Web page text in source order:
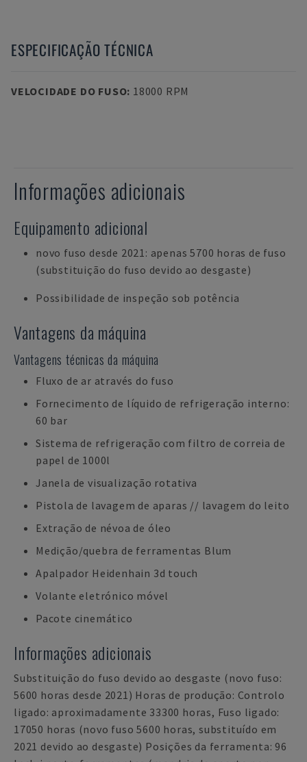
ESPECIFICAÇÃO TÉCNICA
VELOCIDADE DO FUSO: 18000 RPM
Informações adicionais
Equipamento adicional
novo fuso desde 2021: apenas 5700 horas de fuso
(substituição do fuso devido ao desgaste)
Possibilidade de inspeção sob potência
Vantagens da máquina
Vantagens técnicas da máquina
Fluxo de ar através do fuso
Fornecimento de líquido de refrigeração interno:
60 bar
Sistema de refrigeração com filtro de correia de
papel de 1000l
Janela de visualização rotativa
Pistola de lavagem de aparas // lavagem do leito
Extração de névoa de óleo
Medição/quebra de ferramentas Blum
Apalpador Heidenhain 3d touch
Volante eletrónico móvel
Pacote cinemático
Informações adicionais
Substituição do fuso devido ao desgaste (novo fuso:
5600 horas desde 2021) Horas de produção: Controlo
ligado: aproximadamente 33300 horas, Fuso ligado:
17050 horas (novo fuso 5600 horas, substituído em
2021 devido ao desgaste) Posições da ferramenta: 96